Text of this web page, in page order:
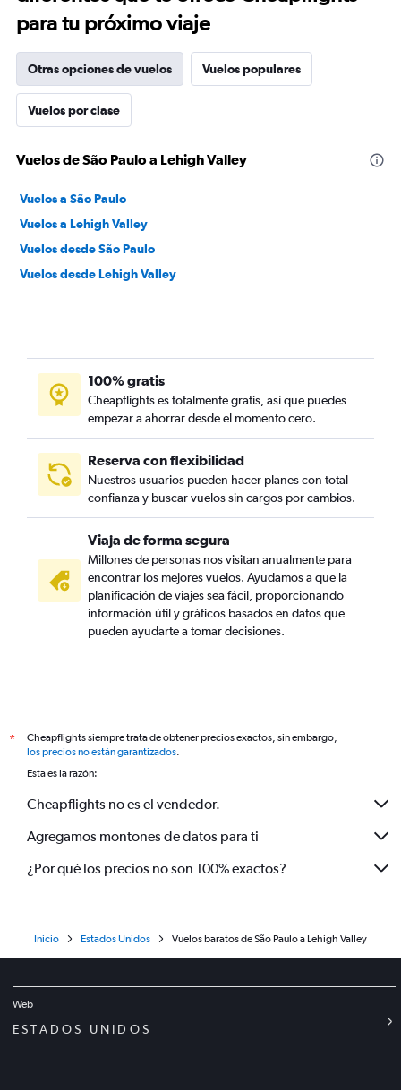
para tu próximo viaje
Otras opciones de vuelos Vuelos populares
Vuelos por clase
Vuelos de São Paulo a Lehigh Valley
Vuelos a São Paulo
Vuelos a Lehigh Valley
Vuelos desde São Paulo
Vuelos desde Lehigh Valley
100% gratis
Cheapflights es totalmente gratis, así que puedes
empezar a ahorrar desde el momento cero.
Reserva con flexibilidad
Nuestros usuarios pueden hacer planes con total
confianza y buscar vuelos sin cargos por cambios.
Viaja de forma segura
Millones de personas nos visitan anualmente para
encontrar los mejores vuelos. Ayudamos a que la
planificación de viajes sea fácil, proporcionando
información útil y gráficos basados en datos que
pueden ayudarte a tomar decisiones.
*
Cheapflights siempre trata de obtener precios exactos, sin embargo,
los precios no están garantizados.
Esta es la razón:
Cheapflights no es el vendedor.
Agregamos montones de datos para ti
¿Por qué los precios no son 100% exactos?
Inicio Estados Unidos Vuelos baratos de São Paulo a Lehigh Valley
Web
ESTADOS UNIDOS